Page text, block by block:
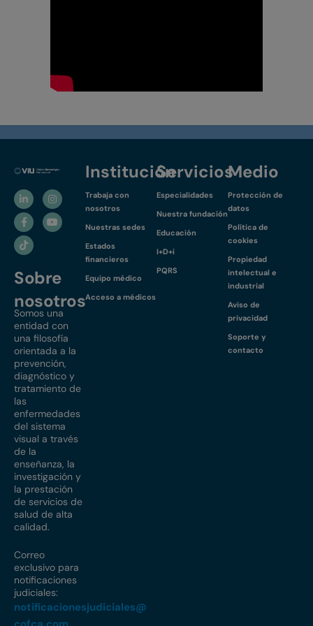
Sobre
nosotros
Somos una
entidad con
una filosofía
orientada a la
prevención,
diagnóstico y
tratamiento de
las
enfermedades
del sistema
visual a través
de la
enseñanza, la
investigación y
la prestación
de servicios de
salud de alta
calidad.
Correo
exclusivo para
notificaciones
judiciales:
notificacionesjudiciales@
Institución
Trabaja con
nosotros
Nuestras sedes
Estados
financieros
Equipo médico
Acceso a médicos
Servicios
Especialidades
Nuestra fundación
Educación
I+D+i
PQRS
Medio
Protección de
datos
Política de
cookies
Propiedad
intelectual e
industrial
Aviso de
privacidad
Soporte y
contacto